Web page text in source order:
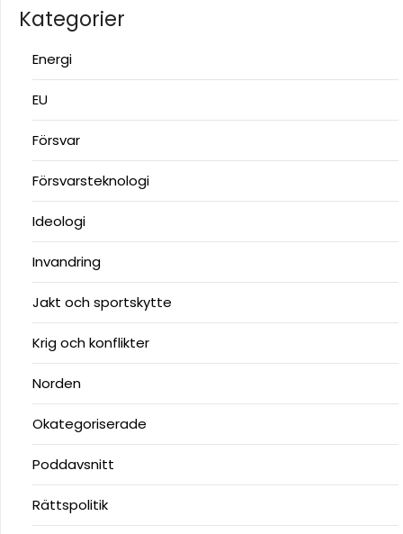
Kategorier
Energi
EU
Försvar
Försvarsteknologi
Ideologi
Invandring
Jakt och sportskytte
Krig och konflikter
Norden
Okategoriserade
Poddavsnitt
Rättspolitik